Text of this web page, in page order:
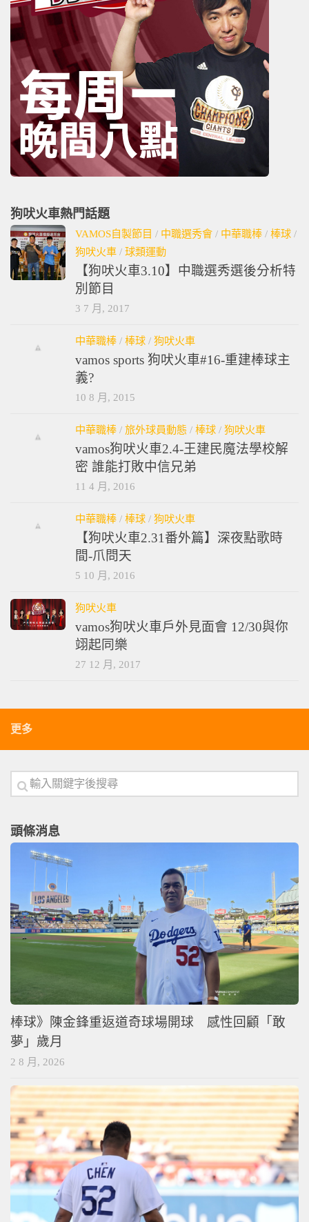
狗吠火車熱門話題
VAMOS自製節目 / 中職選秀會 / 中華職棒 / 棒球 /
狗吠火車 / 球類運動
【狗吠火車3.10】中職選秀選後分析特
別節目
3 7 月, 2017
中華職棒 / 棒球 / 狗吠火車
vamos sports 狗吠火車#16-重建棒球主
義?
10 8 月, 2015
中華職棒 / 旅外球員動態 / 棒球 / 狗吠火車
vamos狗吠火車2.4-王建民魔法學校解
密 誰能打敗中信兄弟
11 4 月, 2016
中華職棒 / 棒球 / 狗吠火車
【狗吠火車2.31番外篇】深夜點歌時
間-爪問天
5 10 月, 2016
狗吠火車
vamos狗吠火車戶外見面會 12/30與你
翊起同樂
27 12 月, 2017
更多
頭條消息
棒球》陳金鋒重返道奇球場開球 感性回顧「敢
夢」歲月
2 8 月, 2026